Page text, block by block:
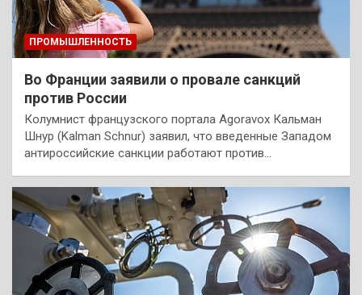
ПРОМЫШЛЕННОСТЬ
Во Франции заявили о провале санкций
против России
Колумнист французского портала Agoravox Кальман
Шнур (Kalman Schnur) заявил, что введенные Западом
антироссийские санкции работают против…